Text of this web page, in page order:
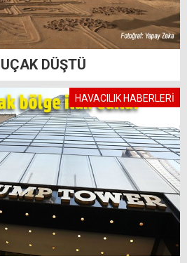
DÜŞTÜ
HAVACILIK HABERLERİ